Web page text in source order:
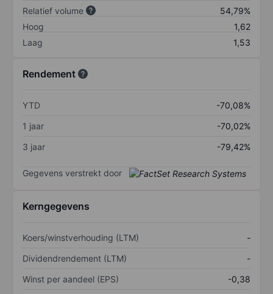
Relatief volume
54,79%
Hoog
1,62
Laag
1,53
Rendement
YTD
-70,08%
1 jaar
-70,02%
3 jaar
-79,42%
Gegevens verstrekt door
Kerngegevens
Koers/winstverhouding (LTM)
-
Dividendrendement (LTM)
-
Winst per aandeel (EPS)
-0,38